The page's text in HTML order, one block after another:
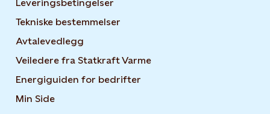
Leveringsbetingelser
Tekniske bestemmelser
Avtalevedlegg
Veiledere fra Statkraft Varme
Energiguiden for bedrifter
Min Side